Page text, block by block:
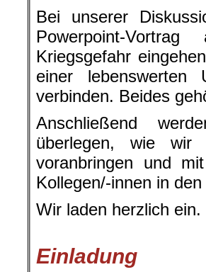
Bei unserer
Powerpoint-
Kriegsgefahr
einer lebenswerten
verbinden. Beides
Anschließend
überlegen, wie
voranbringen und
Kollegen/-innen in
Wir laden herzlich ein.
Einladung